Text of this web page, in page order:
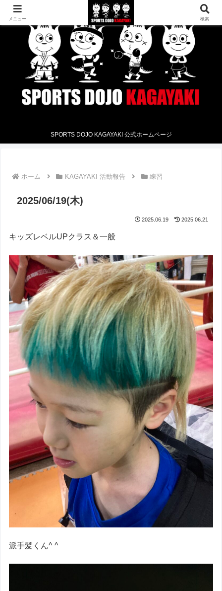
SPORTS DOJO KAGAYAKI 公式ホームページ
ホーム KAGAYAKI 活動報告 練習
2025/06/19(木)
2025.06.19 2025.06.21
キッズレベルUPクラス＆一般
派手髪くん^ ^
メニュー 検索